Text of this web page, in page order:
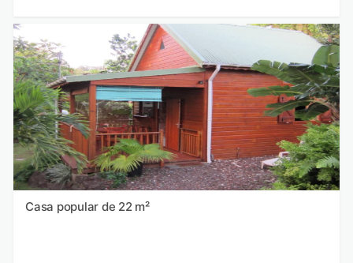
Casa popular de 22 m²